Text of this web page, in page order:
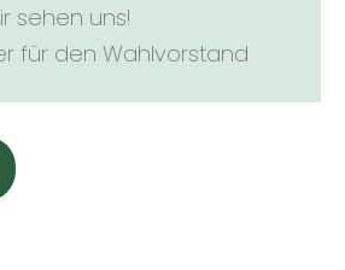
sehen uns!
für den Wahlvorstand